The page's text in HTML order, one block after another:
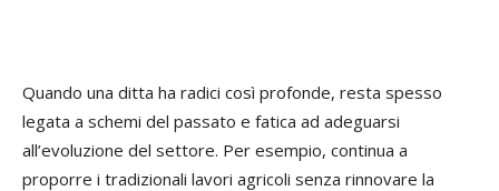
Quando una ditta ha radici così profonde, resta spesso
legata a schemi del passato e fatica ad adeguarsi
all’evoluzione del settore. Per esempio, continua a
proporre i tradizionali lavori agricoli senza rinnovare la